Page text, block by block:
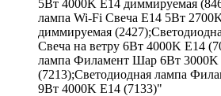
5Вт 4000K E14 диммируемая
лампа Wi-Fi Свеча E14 5Вт
диммируемая
Свеча на ветру 6Вт 4000K E14
лампа Филамент Шар 6Вт 3000K
(7213);Светодиодная лампа
9Вт 4000K E14 (7133)"